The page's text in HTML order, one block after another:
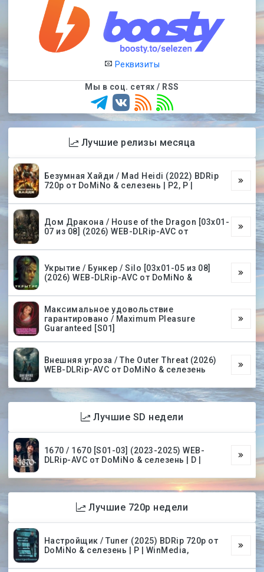
Реквизиты
Мы в соц. сетях / RSS
Лучшие релизы месяца
Безумная Хайди / Mad Heidi (2022) BDRip
720p от DoMiNo & селезень | P2, P |
Дом Дракона / House of the Dragon [03х01-
07 из 08] (2026) WEB-DLRip-AVC от
Укрытие / Бункер / Silo [03х01-05 из 08]
(2026) WEB-DLRip-AVC от DoMiNo &
Максимальное удовольствие
гарантировано / Maximum Pleasure
Guaranteed [S01]
Внешняя угроза / The Outer Threat (2026)
WEB-DLRip-AVC от DoMiNo & селезень
Лучшие SD недели
1670 / 1670 [S01-03] (2023-2025) WEB-
DLRip-AVC от DoMiNo & селезень | D |
Лучшие 720p недели
Настройщик / Tuner (2025) BDRip 720p от
DoMiNo & селезень | P | WinMedia,